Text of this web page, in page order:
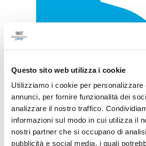
Questo sito web utilizza i cookie
Utilizziamo i cookie per personalizzare
annunci, per fornire funzionalità dei
analizzare il nostro traffico.
informazioni sul modo in cui utilizza il
nostri partner che si occupano di
pubblicità e social media, i quali